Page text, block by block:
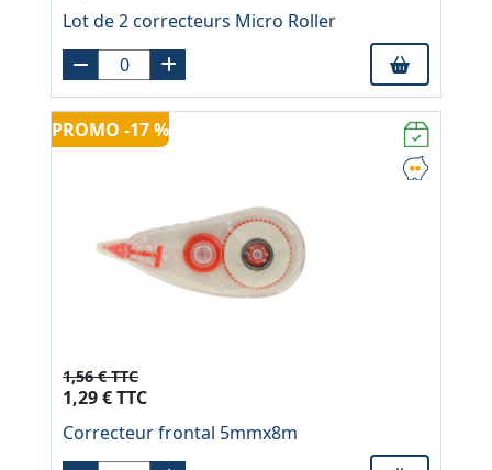
Lot de 2 correcteurs Micro Roller
PROMO -17 %
1,56 € TTC
1,29 € TTC
Correcteur frontal 5mmx8m